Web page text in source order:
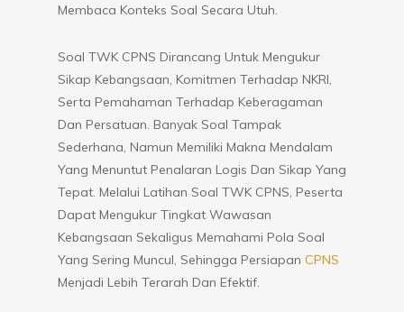
Membaca Konteks Soal Secara Utuh.
Soal TWK CPNS Dirancang Untuk Mengukur
Sikap Kebangsaan, Komitmen Terhadap NKRI,
Serta Pemahaman Terhadap Keberagaman
Dan Persatuan. Banyak Soal Tampak
Sederhana, Namun Memiliki Makna Mendalam
Yang Menuntut Penalaran Logis Dan Sikap Yang
Tepat. Melalui Latihan Soal TWK CPNS, Peserta
Dapat Mengukur Tingkat Wawasan
Kebangsaan Sekaligus Memahami Pola Soal
Yang Sering Muncul, Sehingga Persiapan CPNS
Menjadi Lebih Terarah Dan Efektif.